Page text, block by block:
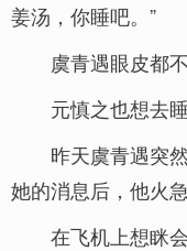
姜汤，你睡吧。”
虞青遇眼皮都不
元慎之也想去睡
昨天虞青遇突
她的消息后，他火
在飞机上想眯